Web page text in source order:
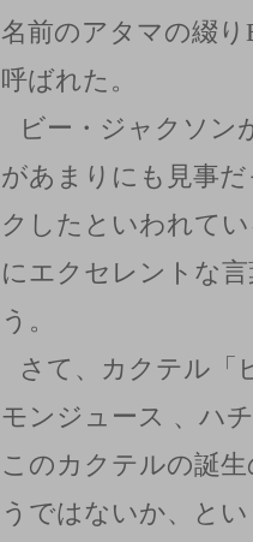
名前のアタマの綴り
呼ばれた。
ビー・ジャクソン
があまりにも見事だ
クしたといわれて
にエクセレントな
う。
さて、カクテル「
モンジュース 、ハ
このカクテルの誕
うではないか、と